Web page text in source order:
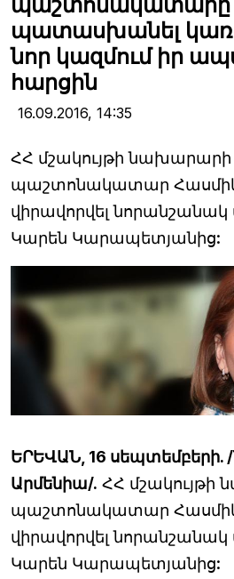
պաշտոնակատարը
պատասխանել
նոր կազմում իր
հարցին
16.09.2016, 14:35
ՀՀ մշակույթի նախարարի
պաշտոնակատար Հասմիկ
վիրավորվել
Կարեն Կարապետյանից:
ԵՐԵՎԱՆ, 16 սեպտեմբերի.
Արմենիա/. ՀՀ մշակույթի
պաշտոնակատար Հասմիկ
վիրավորվել
Կարեն Կարապետյանից: